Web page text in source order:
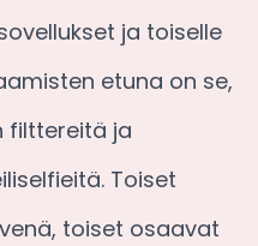
ja toiselle
etuna on se,
filttereitä ja
Toiset
toiset osaavat